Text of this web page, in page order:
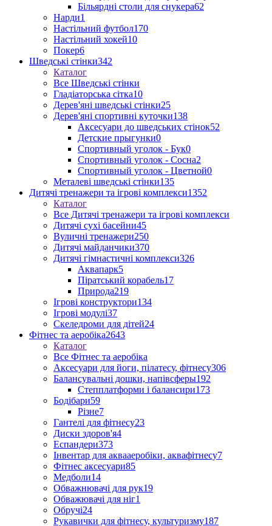
Більярдні столи для снукера62
Нарди1
Настільний футбол170
Настільний хокей10
Покер6
Шведські стінки342
Каталог
Все Шведські стінки
Гладіаторська сітка10
Дерев'яні шведські стінки25
Дерев'яні спортивні куточки138
Аксесуари до шведських стінок52
Детские прыгунки0
Спортивный уголок - Бук0
Спортивный уголок - Сосна2
Спортивный уголок - Цветной0
Металеві шведські стінки135
Дитячі тренажери та ігрові комплекси1352
Каталог
Все Дитячі тренажери та ігрові комплекси
Дитячі сухі басейни45
Вуличні тренажери250
Дитячі майданчики370
Дитячі гімнастичні комплекси326
Аквапарк5
Піратський корабель17
Природа219
Ігрові конструктори134
Ігрові модулі37
Скеледроми для дітей24
Фітнес та аеробіка2643
Каталог
Все Фітнес та аеробіка
Аксесуари для йоги, пілатесу, фітнесу306
Балансувальні дошки, напівсферы192
Степплатформи і балансири173
Бодібари59
Різне7
Гантелі для фітнесу23
Диски здоров'я4
Еспандери373
Інвентар для аквааеробіки, аквафітнесу7
Фітнес аксесуари85
Медболи14
Обважнювачі для рук19
Обважювачі для ніг1
Обручі24
Рукавички для фітнесу, культуризму187